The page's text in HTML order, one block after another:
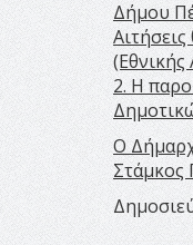
Δήμου
2. Η
Ο
Στάμκος